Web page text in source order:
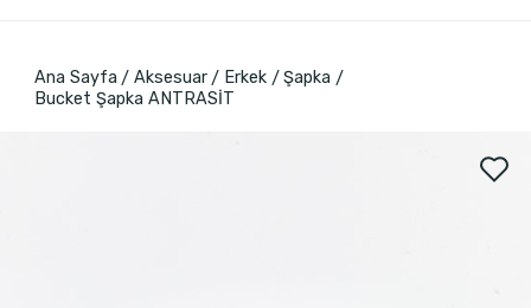
Ana Sayfa Aksesuar Erkek
Şapka
Bucket Şapka ANTRASİT